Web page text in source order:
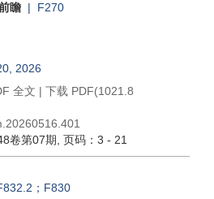
瞻 | F270
2026
全文 | 下载 PDF(1021.8
卷第07期 , 页码：3 - 21
；F830